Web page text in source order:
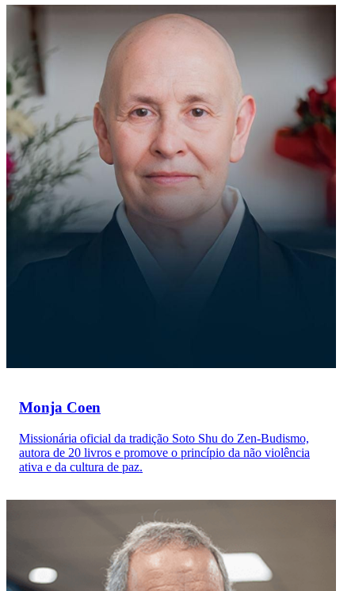
Monja Coen
Missionária oficial da tradição Soto Shu do Zen-Budismo,
autora de 20 livros e promove o princípio da não violência
ativa e da cultura de paz.